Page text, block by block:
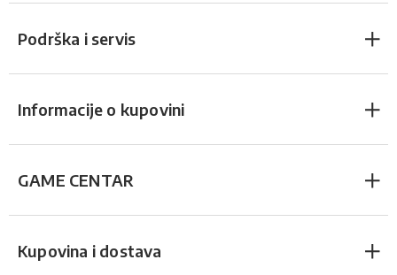
Podrška i servis
Informacije o kupovini
GAME CENTAR
Kupovina i dostava